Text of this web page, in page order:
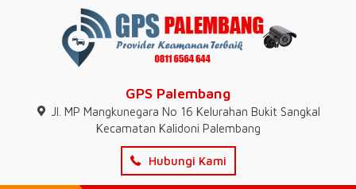
GPS Palembang
Jl. MP Mangkunegara No 16 Kelurahan Bukit Sangkal
Kecamatan Kalidoni Palembang
Hubungi Kami